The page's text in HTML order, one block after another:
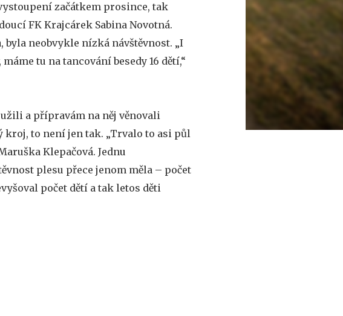
začátkem prosince, tak
FK Krajcárek Sabina Novotná.
neobvykle nízká návštěvnost. „I
tu na tancování besedy 16 dětí,“
a přípravám na něj věnovali
kroj, to není jen tak. „Trvalo to asi půl
Klepačová. Jednu
plesu přece jenom měla – počet
počet dětí a tak letos děti